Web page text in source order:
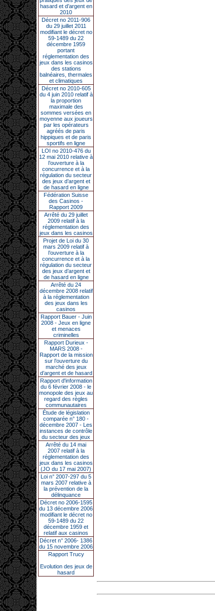
hasard et d’argent en
2010
Décret no 2011-906
du 29 juillet 2011
modifiant le décret no
59-1489 du 22
décembre 1959
portant
réglementation des
jeux dans les casinos
des stations
balnéaires, thermales
et climatiques
Décret no 2010-605
du 4 juin 2010 relatif à
la proportion
maximale des
sommes versées en
moyenne aux joueurs
par les opérateurs
agréés de paris
hippiques et de paris
sportifs en ligne
LOI no 2010-476 du
12 mai 2010 relative à
l’ouverture à la
concurrence et à la
régulation du secteur
des jeux d’argent et
de hasard en ligne
Fédération Suisse
des Casinos -
Rapport 2009
Arrêté du 29 juillet
2009 relatif à la
réglementation des
jeux dans les casinos
Projet de Loi du 30
mars 2009 relatif à
l’ouverture à la
concurrence et à la
régulation du secteur
des jeux d’argent et
de hasard en ligne
Arrêté du 24
décembre 2008 relatif
à la réglementation
des jeux dans les
casinos
Rapport Bauer - Juin
2008 - Jeux en ligne
et menaces
criminelles
Rapport Durieux -
MARS 2008 -
Rapport de la mission
sur l’ouverture du
marché des jeux
d’argent et de hasard
Rapport d'information
du 6 février 2008 - le
monopole des jeux au
regard des règles
communautaires
Étude de législation
comparée n° 180 -
décembre 2007 - Les
instances de contrôle
du secteur des jeux
Arrêté du 14 mai
2007 relatif à la
réglementation des
jeux dans les casinos
(JO du 17 mai 2007)
Loi n° 2007-297 du 5
mars 2007 relative à
la prévention de la
délinquance
Décret no 2006-1595
du 13 décembre 2006
modifiant le décret no
59-1489 du 22
décembre 1959 et
relatif aux casinos
Décret n° 2006- 1386
du 15 novembre 2006
Rapport Trucy
Evolution des jeux de
hasard